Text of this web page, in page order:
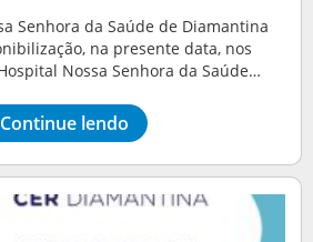
Senhora da Saúde de Diamantina
na presente data, nos
Nossa Senhora da Saúde…
Continue lendo